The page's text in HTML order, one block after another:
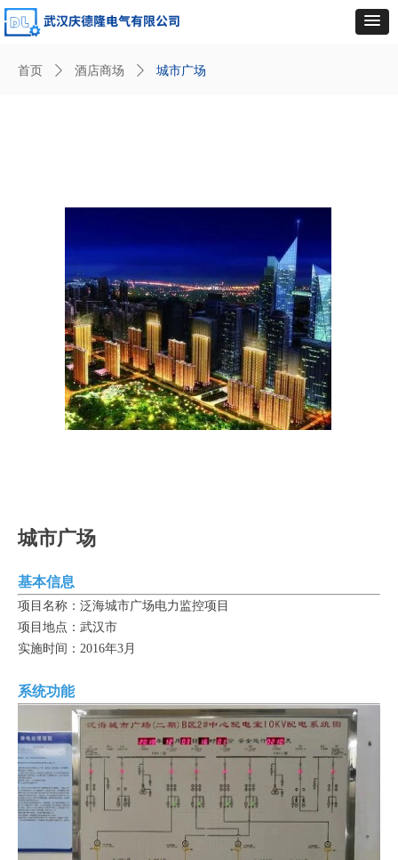
首页 ꄲ 酒店商场 ꄲ 城市广场
基本信息
项目名称：泛海城市广场电力监控项目
项目地点：武汉市
实施时间：2016年3月
系统功能
城市广场